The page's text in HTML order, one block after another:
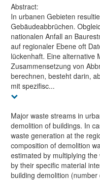
Abstract:
In urbanen Gebieten
Gebäudeabbrüchen.
nationalen Anfall an
auf regionaler Ebene oft
lückenhaft. Eine alternative
Zusammensetzung von
berechnen, besteht darin,
mit spezifisc...
Major waste streams in
demolition of buildings. In
waste generation at the
composition of demolition
estimated by multiplying
by their specific material
building demolition